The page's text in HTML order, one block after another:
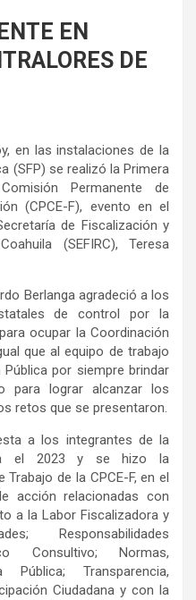
EN
DE
en las instalaciones de la
(SFP) se realizó la Primera
Permanente de
(CPCE-F), evento en el
de Fiscalización y
(SEFIRC), Teresa
Berlanga agradeció a los
de control por la
ocupar la Coordinación
que al equipo de trabajo
por siempre brindar
para lograr alcanzar los
retos que se presentaron.
a los integrantes de la
el 2023 y se hizo la
de la CPCE-F, en el
acción relacionadas con
a la Labor Fiscalizadora y
Responsabilidades
Consultivo; Normas,
Transparencia,
Ciudadana y con la